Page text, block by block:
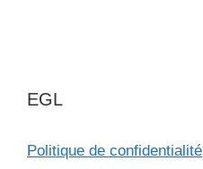
EGL
Politique de confidentialité